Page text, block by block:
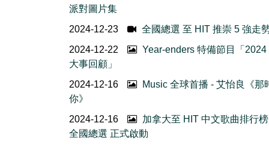
派對圖片集
2024-12-23
全國總選 至 HIT 推崇 5 強走
2024-12-22
Year-enders 特備節目「2024
大事回顧」
2024-12-16
Music 全球首播 - 艾怡良《那
你》
2024-12-16
加拿大至 HIT 中文歌曲排行
全國總選 正式啟動